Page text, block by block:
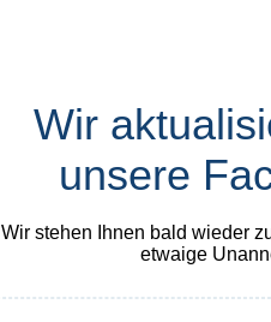
Wir
unsere
Wir stehen Ihnen bald wieder
etwaige